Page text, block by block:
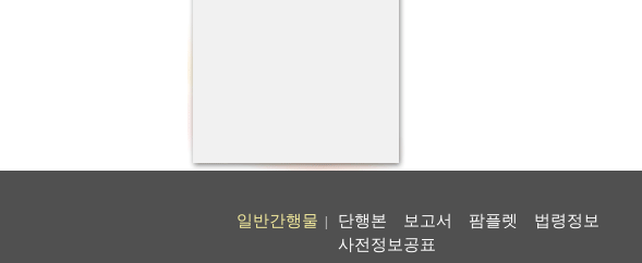
일반간행물 단행본 보고서 팜플렛
법령정보
사전정보공표